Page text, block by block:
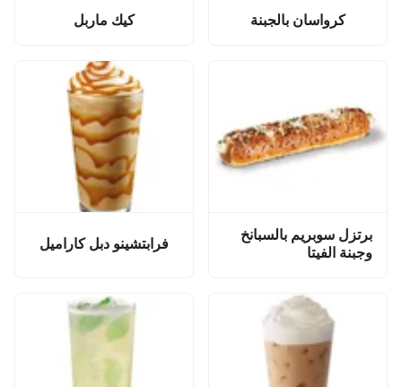
كرواسان بالجبنة كيك ماربل
برتزل سوبريم بالسبانخ
وجبنة الفيتا
فرابتشينو دبل كاراميل